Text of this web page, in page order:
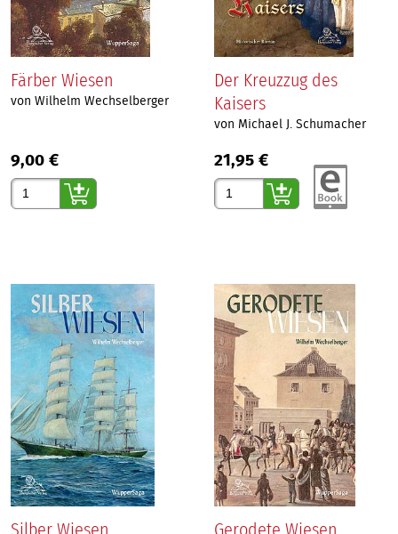
Färber Wiesen
von Wilhelm Wechselberger
9,00 €
Gewünschte Anzahl
Der Kreuzzug des
Kaisers
von Michael J. Schumacher
21,95 €
Gewünschte Anzahl
Silber Wiesen Gerodete Wiesen